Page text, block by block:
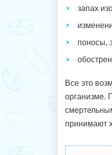
запах
поносы,
Все это
организме.
принимают